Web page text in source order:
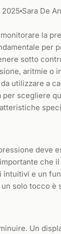
2025 Sara De
monitorare la
per
sotto
aritmie o
utilizzare a
per scegliere
deve
che
intuitivi e un
un solo tocco è
Un